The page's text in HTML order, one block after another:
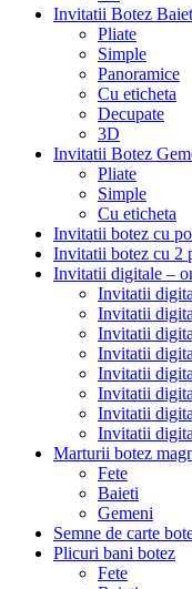
Invitatii Botez
Pliate
Simple
Panoramice
Cu eticheta
Decupate
3D
Invitatii Botez
Pliate
Simple
Cu eticheta
Invitatii botez cu
Invitatii botez cu 2
Invitatii digitale –
Invitatii
Invitatii
Invitatii
Invitatii
Invitatii
Invitatii
Invitatii
Invitatii
Marturii botez
Fete
Baieti
Gemeni
Semne de carte
Plicuri bani botez
Fete